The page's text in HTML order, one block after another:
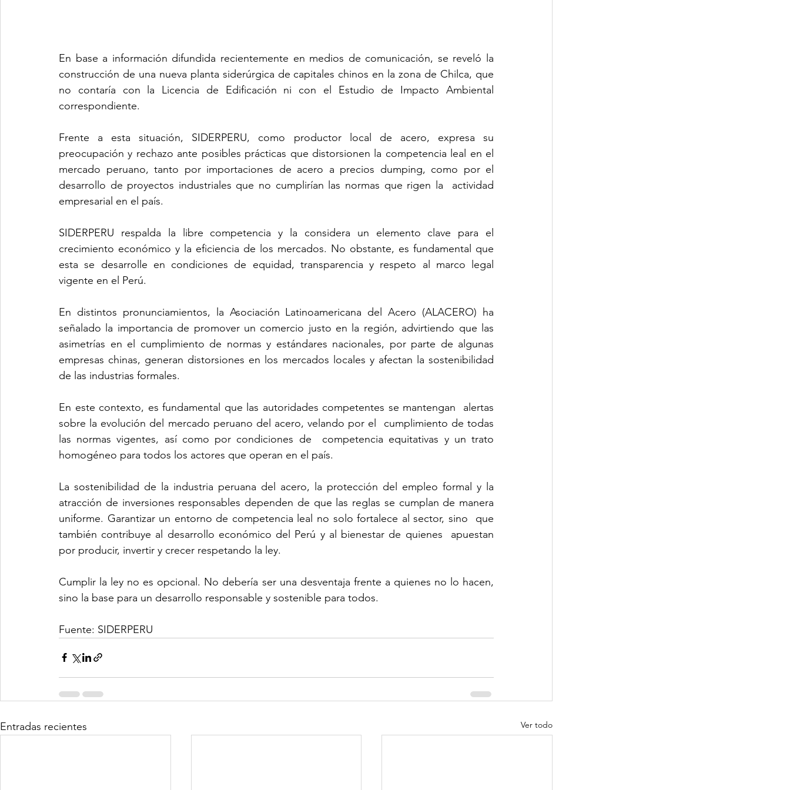
En base a información difundida recientemente en medios de comunicación, se reveló la
construcción de una nueva planta siderúrgica de capitales chinos en la zona de Chilca, que
no contaría con la Licencia de Edificación ni con el Estudio de Impacto Ambiental
correspondiente.
Frente a esta situación, SIDERPERU, como productor local de acero, expresa su
preocupación y rechazo ante posibles prácticas que distorsionen la competencia leal en el
mercado peruano, tanto por importaciones de acero a precios dumping, como por el
desarrollo de proyectos industriales que no cumplirían las normas que rigen la  actividad
empresarial en el país.
SIDERPERU respalda la libre competencia y la considera un elemento clave para el
crecimiento económico y la eficiencia de los mercados. No obstante, es fundamental que
esta se desarrolle en condiciones de equidad, transparencia y respeto al marco legal
vigente en el Perú.
En distintos pronunciamientos, la Asociación Latinoamericana del Acero (ALACERO) ha
señalado la importancia de promover un comercio justo en la región, advirtiendo que las
asimetrías en el cumplimiento de normas y estándares nacionales, por parte de algunas
empresas chinas, generan distorsiones en los mercados locales y afectan la sostenibilidad
de las industrias formales.
En este contexto, es fundamental que las autoridades competentes se mantengan  alertas
sobre la evolución del mercado peruano del acero, velando por el  cumplimiento de todas
las normas vigentes, así como por condiciones de  competencia equitativas y un trato
homogéneo para todos los actores que operan en el país.
La sostenibilidad de la industria peruana del acero, la protección del empleo formal y la
atracción de inversiones responsables dependen de que las reglas se cumplan de manera
uniforme. Garantizar un entorno de competencia leal no solo fortalece al sector, sino  que
también contribuye al desarrollo económico del Perú y al bienestar de quienes  apuestan
por producir, invertir y crecer respetando la ley.
Cumplir la ley no es opcional. No debería ser una desventaja frente a quienes no lo hacen,
sino la base para un desarrollo responsable y sostenible para todos.
Fuente: SIDERPERU
Entradas recientes Ver todo